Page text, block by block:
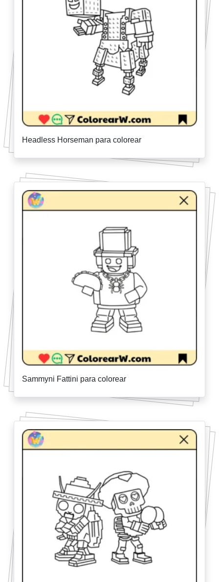
Headless Horseman para colorear
Sammyni Fattini para colorear